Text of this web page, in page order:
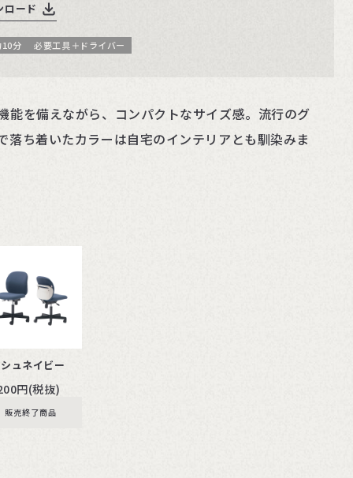
ロード
分 必要工具＋ドライバー
能を備えながら、コンパクトなサイズ感。流行のグ
落ち着いたカラーは自宅のインテリアとも馴染みま
ュネイビー
円(税抜)
販売終了商品